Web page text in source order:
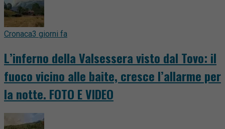
Cronaca3 giorni fa
L’inferno della Valsessera visto dal Tovo: il
fuoco vicino alle baite, cresce l’allarme per
la notte. FOTO E VIDEO